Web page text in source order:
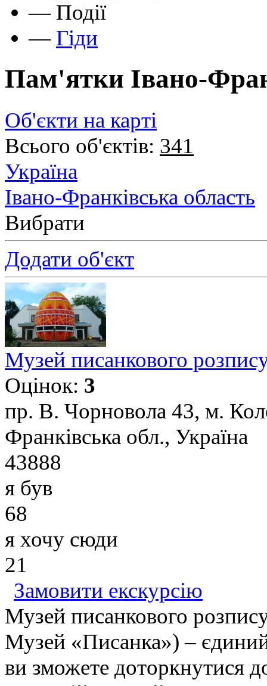
— Події
— Гіди
Пам'ятки Івано-
Об'єкти на карті
Всього об'єктів: 341
Україна
Івано-Франківська область
Вибрати
Додати об'єкт
Музей писанкового
Оцінок: 3
пр. В. Чорновола 43, м.
Франківська обл., Україна
43888
я був
68
я хочу сюди
21
Замовити екскурсію
Музей писанкового
Музей «Писанка») – єдиний
ви зможете доторкнутися